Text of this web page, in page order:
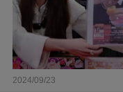
2024/09/23